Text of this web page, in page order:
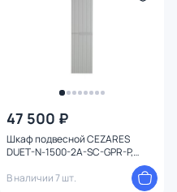
47 500 ₽
Шкаф подвесной CEZARES
DUET-N-1500-2A-SC-GPR-P,
серый жемчужный 40х150 см
В наличии 7 шт.